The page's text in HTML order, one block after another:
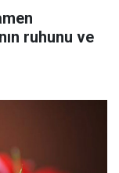
ruhunu ve